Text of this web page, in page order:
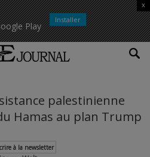
Play
x
Installer
palestinienne
Hamas au plan Trump
à la newsletter